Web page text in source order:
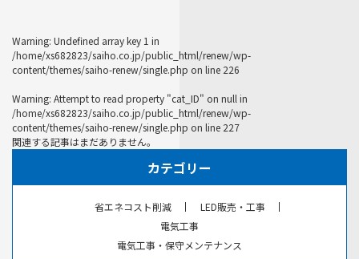
Warning: Undefined array key 1 in
/home/xs682823/saiho.co.jp/public_html/renew/wp-
content/themes/saiho-renew/single.php on line 226
Warning: Attempt to read property "cat_ID" on null in
/home/xs682823/saiho.co.jp/public_html/renew/wp-
content/themes/saiho-renew/single.php on line 227
関連する記事はまだありません。
カテゴリー
省エネコスト削減
LED販売・工事
電気工事
電気工事・保守メンテナンス